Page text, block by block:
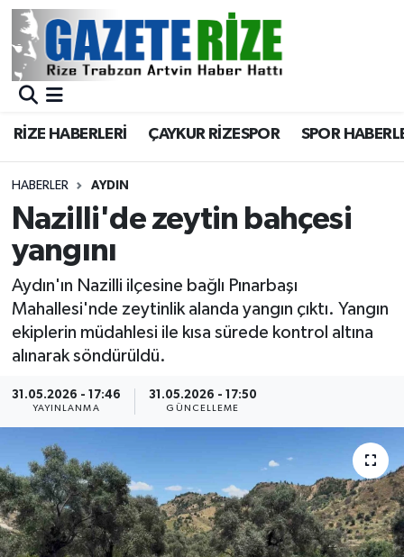
RİZE HABERLERİ ÇAYKUR RİZESPOR SPOR
HABERLER AYDIN
Nazilli'de zeytin bahçesi
yangını
Aydın'ın Nazilli ilçesine bağlı Pınarbaşı
Mahallesi'nde zeytinlik alanda yangın çıktı. Yangın
ekiplerin müdahlesi ile kısa sürede kontrol altına
alınarak söndürüldü.
31.05.2026 - 17:46
YAYINLANMA
31.05.2026 - 17:50
GÜNCELLEME
BÖLGEMİZ
Asayiş
Rize Jandarma Komutanlığı
Bilim Teknoloji
Canlı Maç
Dış Haberler
Dünya
Merkez Nöbetçi Eczaneler
Merkez Trafik Yoğunluk Haritası
Süper Lig Puan Durumu ve Fikstür
Tüm Manşetler
Son Dakika Haberleri